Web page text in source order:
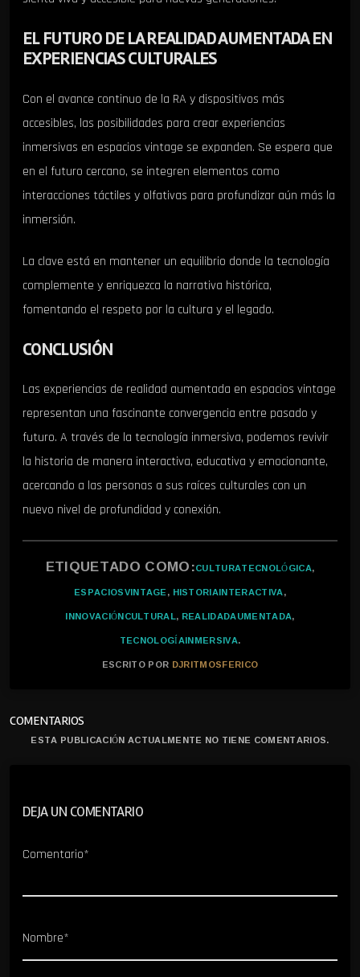
EL FUTURO DE LA REALIDAD AUMENTADA EN
EXPERIENCIAS CULTURALES
Con el avance continuo de la RA y dispositivos más
accesibles, las posibilidades para crear experiencias
inmersivas en espacios vintage se expanden. Se espera que
en el futuro cercano, se integren elementos como
interacciones táctiles y olfativas para profundizar aún más la
inmersión.
La clave está en mantener un equilibrio donde la tecnología
complemente y enriquezca la narrativa histórica,
fomentando el respeto por la cultura y el legado.
CONCLUSIÓN
Las experiencias de realidad aumentada en espacios vintage
representan una fascinante convergencia entre pasado y
futuro. A través de la tecnología inmersiva, podemos revivir
la historia de manera interactiva, educativa y emocionante,
acercando a las personas a sus raíces culturales con un
nuevo nivel de profundidad y conexión.
ETIQUETADO COMO:CULTURATECNOLÓGICA,
ESPACIOSVINTAGE, HISTORIAINTERACTIVA,
INNOVACIÓNCULTURAL, REALIDADAUMENTADA,
TECNOLOGÍAINMERSIVA.
ESCRITO POR DJRITMOSFERICO
COMENTARIOS
ESTA PUBLICACIÓN ACTUALMENTE NO TIENE COMENTARIOS.
DEJA UN COMENTARIO
Comentario*
Nombre*